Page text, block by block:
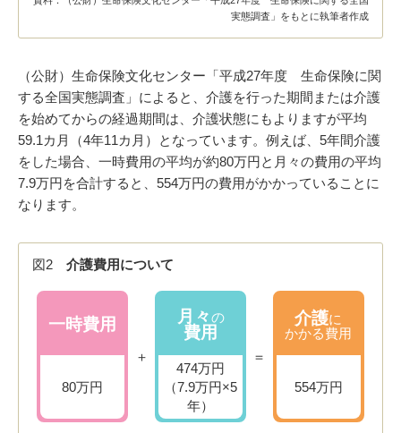
実態調査」をもとに執筆者作成
（公財）生命保険文化センター「平成27年度 生命保険に関
する全国実態調査」によると、介護を行った期間または介護
を始めてからの経過期間は、介護状態にもよりますが平均
59.1カ月（4年11カ月）となっています。例えば、5年間介護
をした場合、一時費用の平均が約80万円と月々の費用の平均
7.9万円を合計すると、554万円の費用がかかっていることに
なります。
図2 介護費用について
一時費用
80万円
＋
月々の
費用
474万円
（7.9万円×5
年）
＝
介護に
かかる費用
554万円